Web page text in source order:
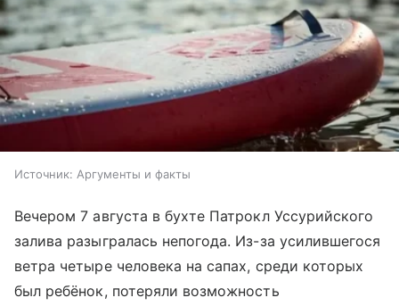
Источник: Аргументы и факты
Вечером 7 августа в бухте Патрокл Уссурийского
залива разыгралась непогода. Из-за усилившегося
ветра четыре человека на сапах, среди которых
был ребёнок, потеряли возможность